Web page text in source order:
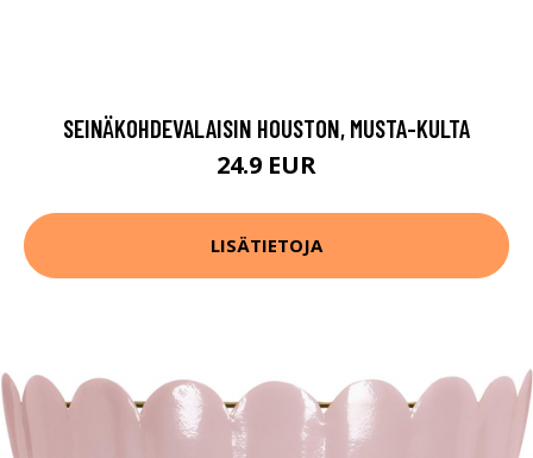
SEINÄKOHDEVALAISIN HOUSTON, MUSTA-KULTA
24.9 EUR
LISÄTIETOJA